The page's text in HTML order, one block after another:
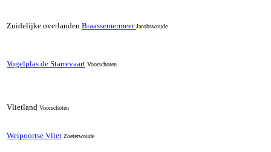
Zuidelijke overlanden BraassemermeerJacobswoude
Vogelplas de Starrevaart Voorschoten
Vlietland Voorschoten
Weipoortse Vliet Zoeterwoude